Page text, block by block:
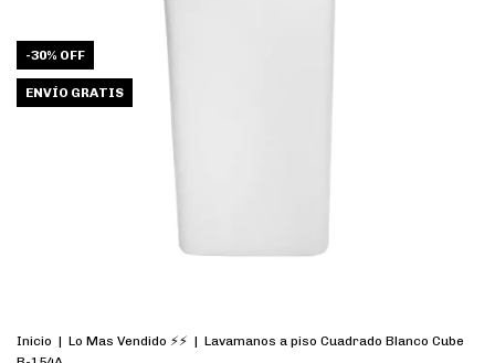
-30% OFF
ENVÍO GRATIS
Inicio | Lo Mas Vendido ⚡⚡ | Lavamanos a piso Cuadrado Blanco Cube